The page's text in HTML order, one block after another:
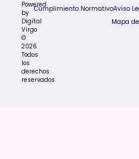
Powered
by
Digital
Virgo
©
2026
Todos
los
derechos
reservados
Cumplimiento NormativoAviso
Mapa